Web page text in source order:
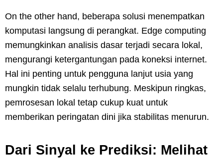
On the other hand, beberapa solusi menempatkan
komputasi langsung di perangkat. Edge computing
memungkinkan analisis dasar terjadi secara lokal,
mengurangi ketergantungan pada koneksi internet.
Hal ini penting untuk pengguna lanjut usia yang
mungkin tidak selalu terhubung. Meskipun ringkas,
pemrosesan lokal tetap cukup kuat untuk
memberikan peringatan dini jika stabilitas menurun.
Dari Sinyal ke Prediksi: Melihat